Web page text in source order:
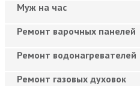
Муж на час
Ремонт варочных панелей
Ремонт водонагревателей
Ремонт газовых духовок